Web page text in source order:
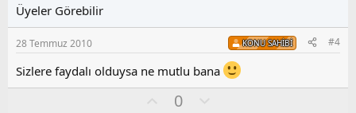
s
u
z
o
Üyeler Görebilir
28 Temmuz 2010 KONU SAHIBI #4
Sizlere faydalı olduysa ne mutlu bana
0